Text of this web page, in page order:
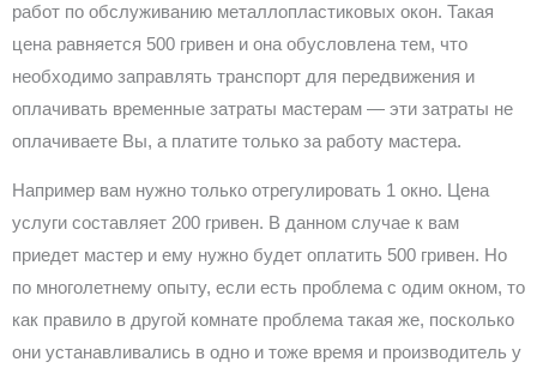
работ по обслуживанию металлопластиковых окон. Такая
цена равняется 500 гривен и она обусловлена тем, что
необходимо заправлять транспорт для передвижения и
оплачивать временные затраты мастерам — эти затраты не
оплачиваете Вы, а платите только за работу мастера.
Например вам нужно только отрегулировать 1 окно. Цена
услуги составляет 200 гривен. В данном случае к вам
приедет мастер и ему нужно будет оплатить 500 гривен. Но
по многолетнему опыту, если есть проблема с одим окном, то
как правило в другой комнате проблема такая же, посколько
они устанавливались в одно и тоже время и производитель у